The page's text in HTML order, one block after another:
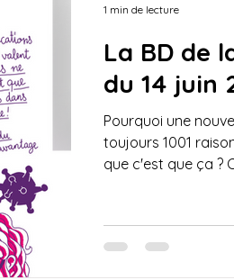
cafés féministes politique
coronavirus vidéo
La BD de
du 14 juin
Pourquoi une
toujours 1001
que c'est que ça ?
1 min de lecture